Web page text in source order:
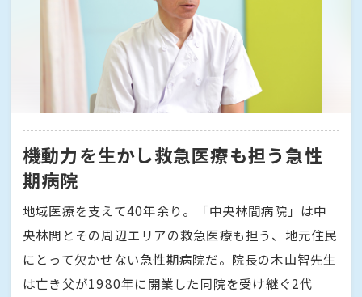
機動力を生かし救急医療も担う急性
期病院
地域医療を支えて40年余り。「中央林間病院」は中
央林間とその周辺エリアの救急医療も担う、地元住民
にとって欠かせない急性期病院だ。院長の木山智先生
は亡き父が1980年に開業した同院を受け継ぐ2代